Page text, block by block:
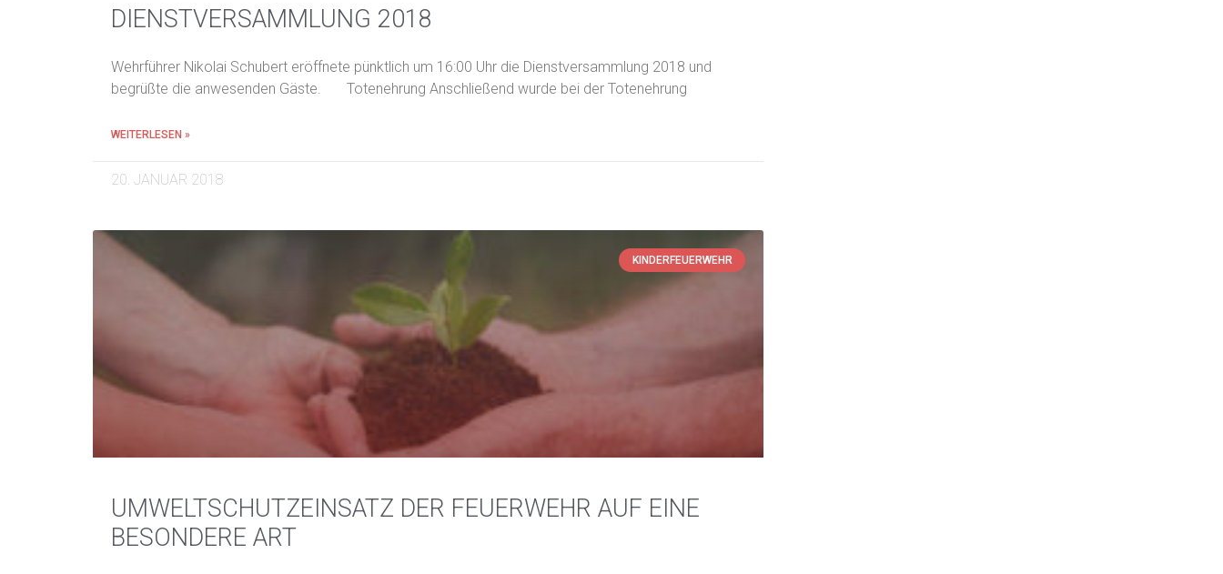
DIENSTVERSAMMLUNG 2018
Wehrführer Nikolai Schubert eröffnete pünktlich um 16:00 Uhr die Dienstversammlung 2018 und
begrüßte die anwesenden Gäste. Totenehrung Anschließend wurde bei der Totenehrung
WEITERLESEN »
20. JANUAR 2018
KINDERFEUERWEHR
UMWELTSCHUTZEINSATZ DER FEUERWEHR AUF EINE
BESONDERE ART